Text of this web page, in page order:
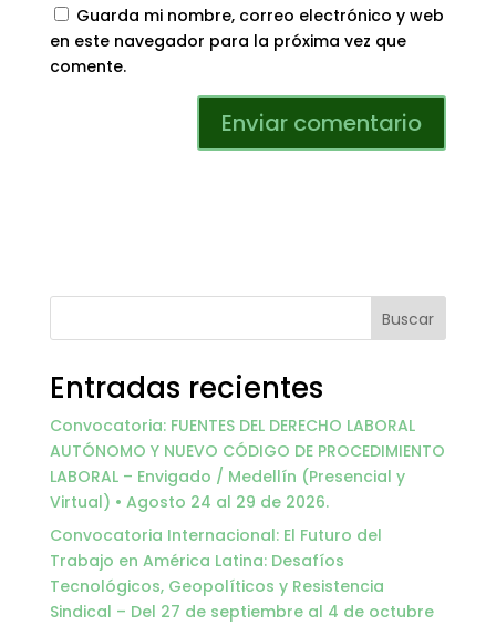
Guarda mi nombre, correo electrónico y web
en este navegador para la próxima vez que
comente.
Buscar
Entradas recientes
Convocatoria: FUENTES DEL DERECHO LABORAL
AUTÓNOMO Y NUEVO CÓDIGO DE PROCEDIMIENTO
LABORAL – Envigado / Medellín (Presencial y
Virtual) • Agosto 24 al 29 de 2026.
Convocatoria Internacional: El Futuro del
Trabajo en América Latina: Desafíos
Tecnológicos, Geopolíticos y Resistencia
Sindical – Del 27 de septiembre al 4 de octubre